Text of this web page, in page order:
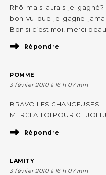
Rhô mais aurais-je
bon vu que je gagne
Bon si c’est moi, merci
Répondre
POMME
3 février 2010 à 16 h 07 min
BRAVO LES CHANCEUSES
MERCI A TOI POUR CE JOLI
Répondre
LAMITY
3 février 2010 à 16 h 07 min